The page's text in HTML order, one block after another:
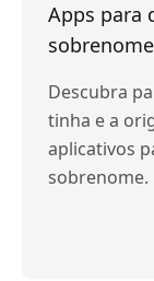
Apps para
Descubra
tinha e a
aplicativos
sobrenome.